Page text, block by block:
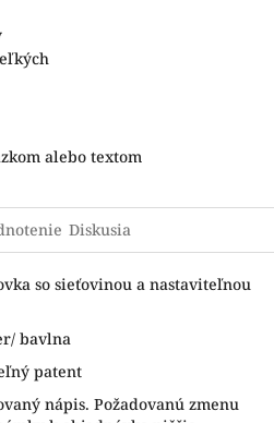
alebo textom
Diskusia
so sieťovinou a nastaviteľnou
bavlna
patent
nápis. Požadovanú zmenu